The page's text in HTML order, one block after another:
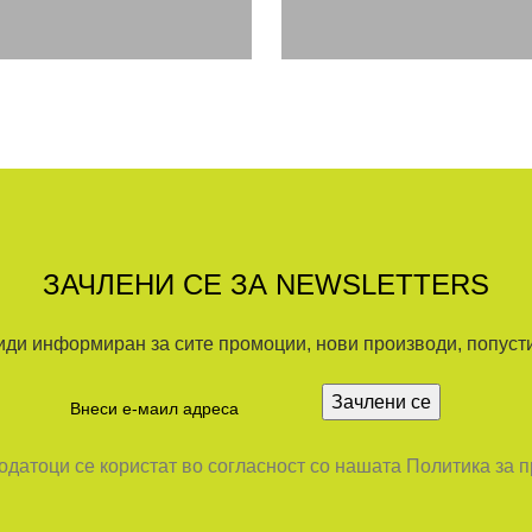
ЗАЧЛЕНИ СЕ ЗА NEWSLETTERS
информиран за сите промоции, нови производи,
се користат во согласност со нашата Политика за